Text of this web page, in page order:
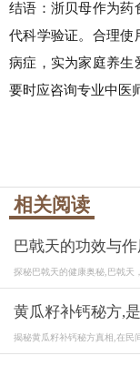
结语：浙贝母作为药
代科学验证。合理使
病症，实为家庭养生
要时应咨询专业中医
相关阅读
巴戟天的功效与
探秘巴戟天的健康奥秘,巴戟天
黄瓜籽补钙秘方,
揭秘黄瓜籽补钙秘方真相,在民